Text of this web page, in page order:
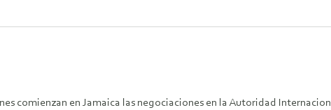
comienzan en Jamaica las negociaciones en la Autoridad